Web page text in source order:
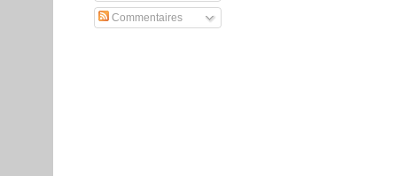
Commentaires